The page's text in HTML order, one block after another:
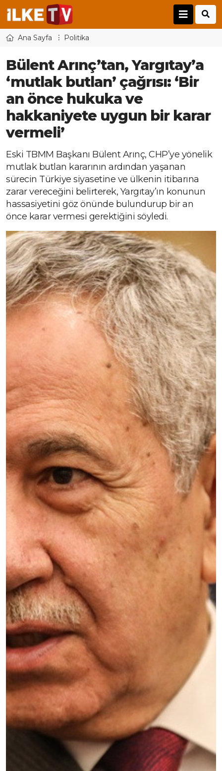
Ana Sayfa Politika
Bülent Arınç’tan, Yargıtay’a
‘mutlak butlan’ çağrısı: ‘Bir
an önce hukuka ve
hakkaniyete uygun bir karar
vermeli’
Eski TBMM Başkanı Bülent Arınç, CHP’ye yönelik
mutlak butlan kararının ardından yaşanan
sürecin Türkiye siyasetine ve ülkenin itibarına
zarar vereceğini belirterek, Yargıtay’ın konunun
hassasiyetini göz önünde bulundurup bir an
önce karar vermesi gerektiğini söyledi.